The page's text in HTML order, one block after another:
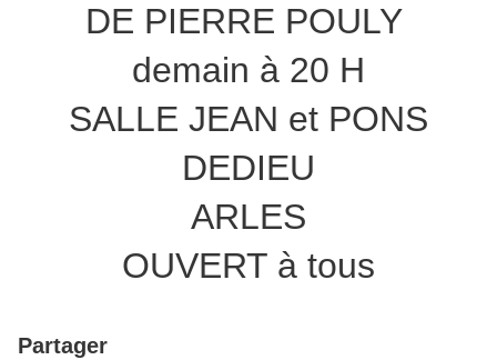
DE PIERRE POULY
demain à 20 H
SALLE JEAN et PONS
DEDIEU
ARLES
OUVERT à tous
Partager